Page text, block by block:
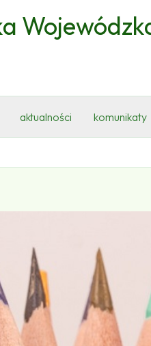
aktualności komunikaty